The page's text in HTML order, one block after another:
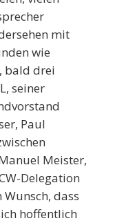
mit
wie
bald drei
seiner
Paul
Meister,
Delegation
dass
hoffentlich